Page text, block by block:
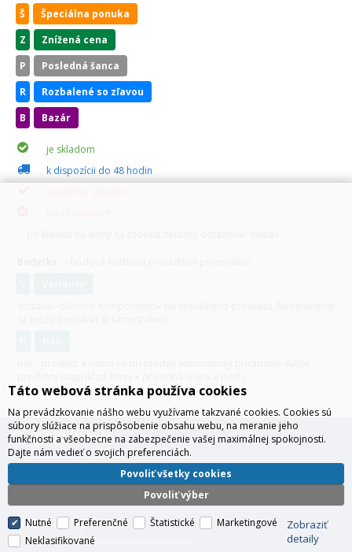
Š
Špeciálna ponuka
Z
Znížená cena
P
Posledná šanca
R
Rozbalené so zľavou
B
Bazár
je skladom
k dispozícii do 48 hodin
O spoločnosti
Ako nakupovať
Táto webová stránka používa cookies
Na prevádzkovanie nášho webu využívame takzvané cookies. Cookies sú
súbory slúžiace na prispôsobenie obsahu webu, na meranie jeho
funkčnosti a všeobecne na zabezpečenie vašej maximálnej spokojnosti.
Dajte nám vedieť o svojich preferenciách.
Povoliť výber
Povoliť všetky cookies
Nutné Preferenčné Štatistické
Marketingové
Neklasifikované
Zobraziť
detaily